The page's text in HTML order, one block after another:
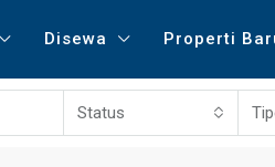
Disewa Properti
Status